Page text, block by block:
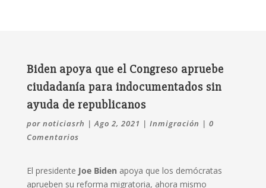
Biden apoya que el Congreso apruebe
ciudadanía para indocumentados sin
ayuda de republicanos
por noticiasrh | Ago 2, 2021 | Inmigración | 0
Comentarios
El presidente Joe Biden apoya que los demócratas
aprueben su reforma migratoria, ahora mismo